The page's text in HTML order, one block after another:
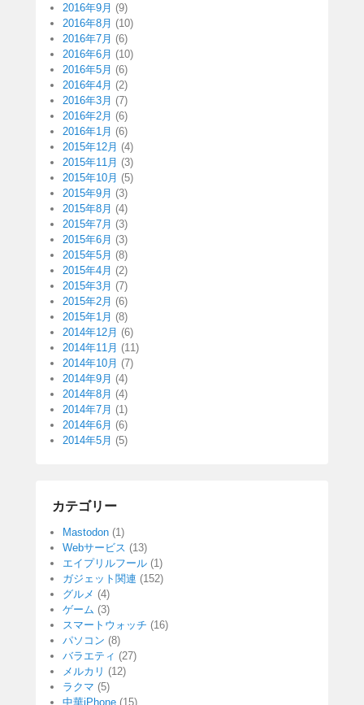
2016年9月 (9)
2016年8月 (10)
2016年7月 (6)
2016年6月 (10)
2016年5月 (6)
2016年4月 (2)
2016年3月 (7)
2016年2月 (6)
2016年1月 (6)
2015年12月 (4)
2015年11月 (3)
2015年10月 (5)
2015年9月 (3)
2015年8月 (4)
2015年7月 (3)
2015年6月 (3)
2015年5月 (8)
2015年4月 (2)
2015年3月 (7)
2015年2月 (6)
2015年1月 (8)
2014年12月 (6)
2014年11月 (11)
2014年10月 (7)
2014年9月 (4)
2014年8月 (4)
2014年7月 (1)
2014年6月 (6)
2014年5月 (5)
カテゴリー
Mastodon (1)
Webサービス (13)
エイプリルフール (1)
ガジェット関連 (152)
グルメ (4)
ゲーム (3)
スマートウォッチ (16)
パソコン (8)
バラエティ (27)
メルカリ (12)
ラクマ (5)
中華iPhone (15)